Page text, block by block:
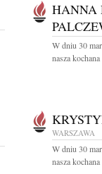
HANNA
W dniu 30
nasza
WARSZAWA
W dniu 30
nasza